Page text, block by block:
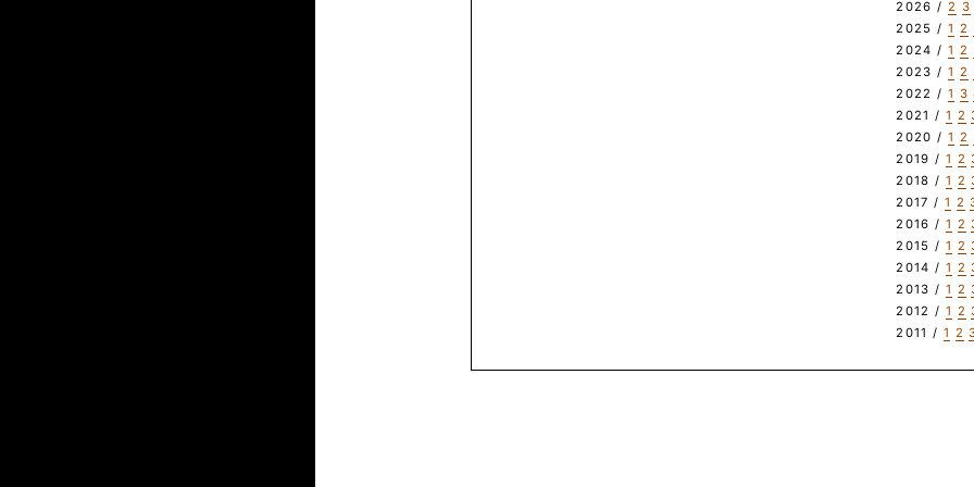
2026 / 2 3
2025 / 1 2
2024 / 1 2
2023 / 1 2
2022 / 1 3
2021 / 1 2
2020 / 1 2
2019 / 1 2
2018 / 1 2
2017 / 1 2
2016 / 1 2
2015 / 1 2
2014 / 1 2
2013 / 1 2
2012 / 1 2
2011 / 1 2